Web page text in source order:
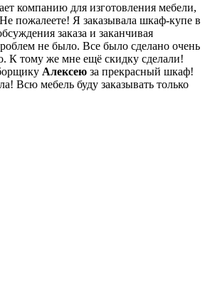
компанию для изготовления мебели,
пожалеете! Я заказывала шкаф-купе в
заказа и заканчивая
не было. Все было сделано очень
К тому же мне ещё скидку сделали!
Алексею за прекрасный шкаф!
Всю мебель буду заказывать только